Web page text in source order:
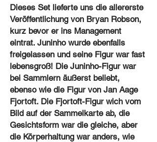
Dieses Set lieferte uns die allererste
Veröffentlichung von Bryan Robson,
kurz bevor er ins Management
eintrat. Juninho wurde ebenfalls
freigelassen und seine Figur war fast
lebensgroß! Die Juninho-Figur war
bei Sammlern äußerst beliebt,
ebenso wie die Figur von Jan Aage
Fjortoft. Die Fjortoft-Figur wich vom
Bild auf der Sammelkarte ab, die
Gesichtsform war die gleiche, aber
die Körperhaltung war anders, wie